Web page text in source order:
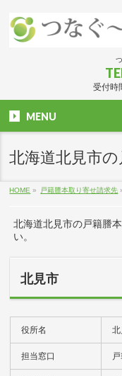
受付時
MENU
北海道北見市
HOME » 戸籍謄本取り寄せ請求先
北海道北見市の戸籍謄
い。
北見市
役所名
担当窓口